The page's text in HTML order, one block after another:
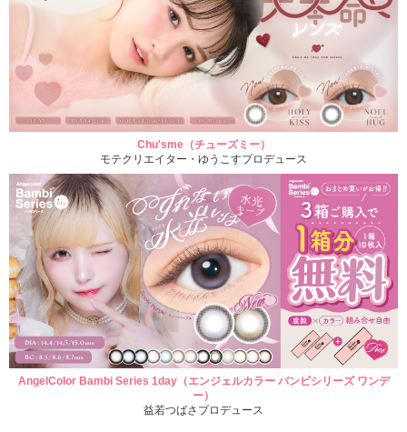
Chu'sme（チューズミー）
モテクリエイター・ゆうこすプロデュース
AngelColor Bambi Series 1day（エンジェルカラー バンビシリーズ ワンデ
ー）
益若つばさプロデュース